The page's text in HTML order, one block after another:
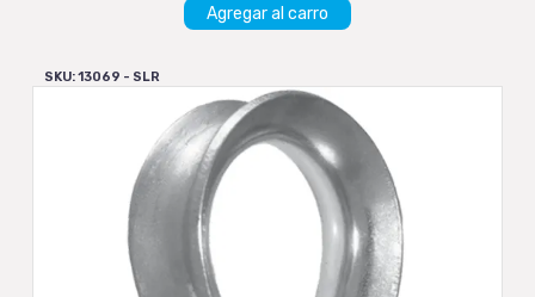
Agregar al carro
SKU: 13069 - SLR